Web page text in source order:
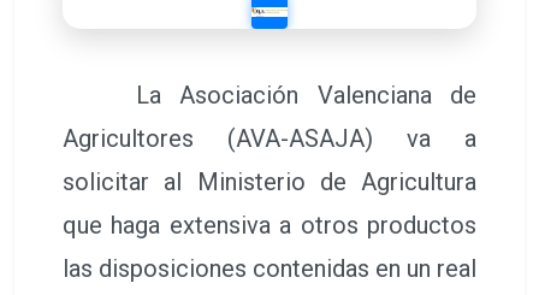
La Asociación Valenciana de
Agricultores (AVA-ASAJA) va a
solicitar al Ministerio de Agricultura
que haga extensiva a otros productos
las disposiciones contenidas en un real